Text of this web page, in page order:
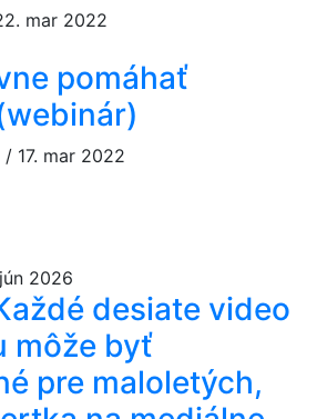
mar 2022
pomáhať
/ 17. mar 2022
2026
desiate video
môže byť
pre maloletých,